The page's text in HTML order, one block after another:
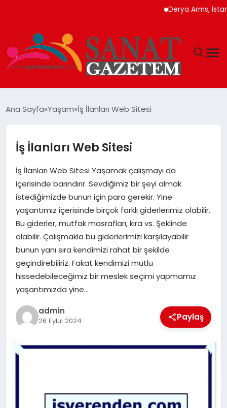
Derya Arms,
TEKNOLOJI
SIYASET
SPOR
YAŞAM
EKONOMI
SAĞLIK
DÜNYA
EĞITIM
Ana Sayfa Yaşam İş İlanları Web Sitesi
İş İlanları Web Sitesi
İş İlanları Web Sitesi Yaşamak çalışmayı da
içerisinde barındırır. Sevdiğimiz bir şeyi almak
istediğimizde bunun için para gerekir. Yine
yaşantımız içerisinde birçok farklı giderlerimiz olabilir.
Bu giderler, mutfak masrafları, kira vs. Şeklinde
olabilir. Çalışmakla bu giderlerimizi karşılayabilir
bunun yanı sıra kendimizi rahat bir şekilde
geçindirebiliriz. Fakat kendimizi mutlu
hissedebileceğimiz bir meslek seçimi yapmamız
yaşantımızda yine…
admin
26 Eylül 2024 Paylaş